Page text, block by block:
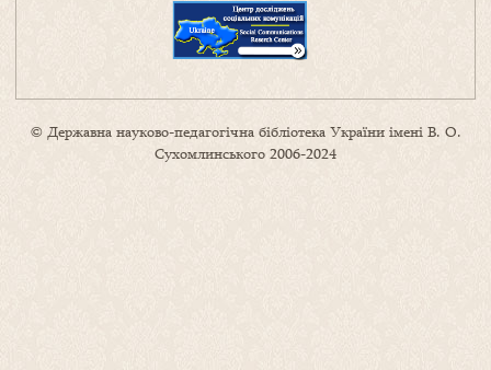
© Державна науково-педагогічна бібліотека України імені В. О.
Сухомлинського 2006-2024